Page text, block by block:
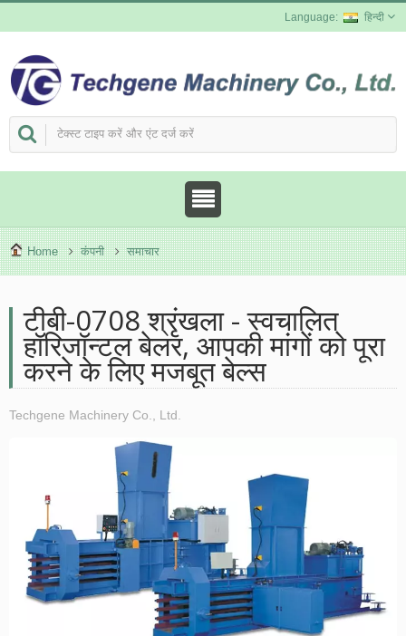
हिन्दी
Home कंपनी समाचार
टीबी-0708 श्रृंखला - स्वचालित
हॉरिजॉन्टल बेलर, आपकी मांगों को पूरा
करने के लिए मजबूत बेल्स
Techgene Machinery Co., Ltd.